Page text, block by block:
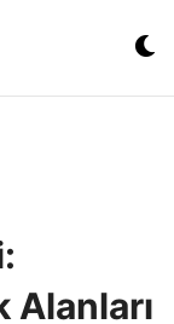
Alanları